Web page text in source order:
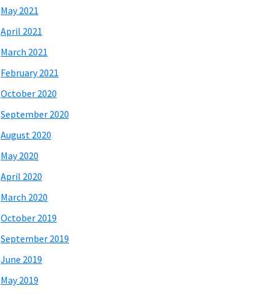
May 2021
April 2021
March 2021
February 2021
October 2020
September 2020
August 2020
May 2020
April 2020
March 2020
October 2019
September 2019
June 2019
May 2019